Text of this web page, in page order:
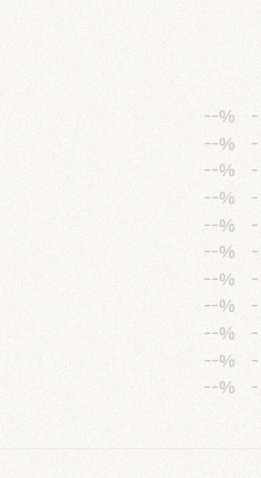
--% -
--% -
--% -
--% -
--% -
--% -
--% -
--% -
--% -
--% -
--% -